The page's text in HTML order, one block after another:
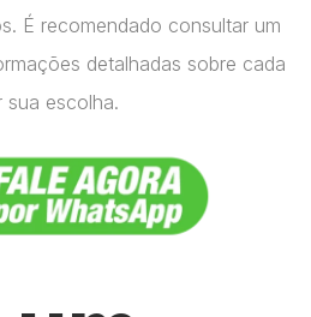
É recomendado consultar um
detalhadas sobre cada
sua escolha.